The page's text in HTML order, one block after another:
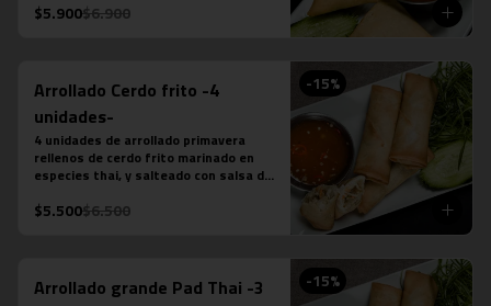
$5.900$6.900
-15%
Arrollado Cerdo frito -4
unidades-
4 unidades de arrollado primavera
rellenos de cerdo frito marinado en
especies thai, y salteado con salsa de
acompañado de salsa chilli dulce.
$5.500$6.500
-15%
Arrollado grande Pad Thai -3